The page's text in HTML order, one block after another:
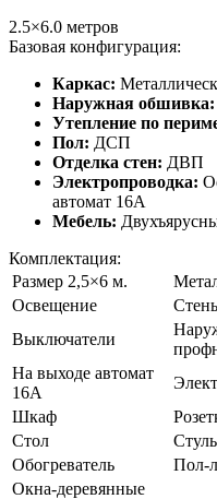
2.5×6.0 метров
Базовая конфигурация:
Каркас:
Наружная обшивка:
Утепление по
Пол: ДСП
Отделка стен: ДВП
Электропроводка:
автомат 16А
Мебель:
Комплектация:
Размер 2,5×6 м.
Освещение
Выключатели
На выходе автомат
16А
Шкаф
Стол
Обогреватель
Пол-
Окна-деревянные